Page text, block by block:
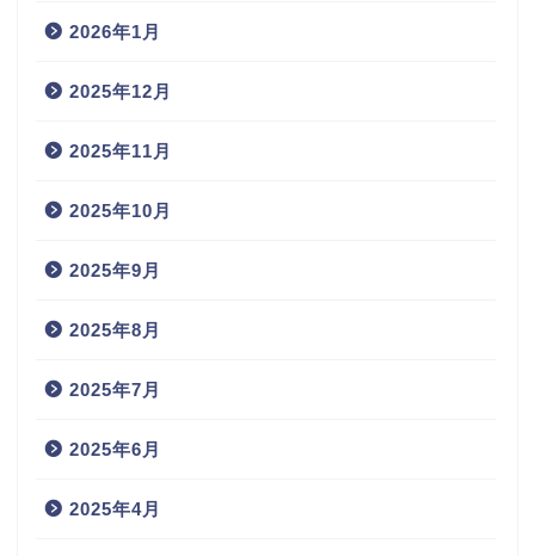
2026年1月
2025年12月
2025年11月
2025年10月
2025年9月
2025年8月
2025年7月
2025年6月
2025年4月